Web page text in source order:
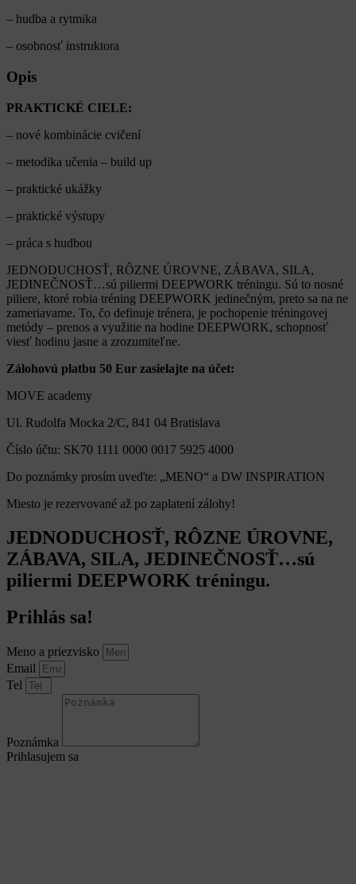
– hudba a rytmika
– osobnosť instruktora
Opis
PRAKTICKÉ CIELE:
– nové kombinácie cvičení
– metodika učenia – build up
– praktické ukážky
– praktické výstupy
– práca s hudbou
JEDNODUCHOSŤ, RÔZNE ÚROVNE, ZÁBAVA, SILA,
JEDINEČNOSŤ…sú piliermi DEEPWORK tréningu. Sú to nosné
piliere, ktoré robia tréning DEEPWORK jedinečným, preto sa na ne
zameriavame. To, čo definuje trénera, je pochopenie tréningovej
metódy – prenos a využitie na hodine DEEPWORK, schopnosť
viesť hodinu jasne a zrozumiteľne.
Zálohovú platbu 50 Eur zasielajte na účet:
MOVE academy
Ul. Rudolfa Mocka 2/C, 841 04 Bratislava
Číslo účtu: SK70 1111 0000 0017 5925 4000
Do poznámky prosím uveďte: „MENO“ a DW INSPIRATION
Miesto je rezervované až po zaplatení zálohy!
JEDNODUCHOSŤ, RÔZNE ÚROVNE,
ZÁBAVA, SILA, JEDINEČNOSŤ…sú
piliermi DEEPWORK tréningu.
Prihlás sa!
Meno a priezvisko
Email
Tel
Poznámka
Prihlasujem sa